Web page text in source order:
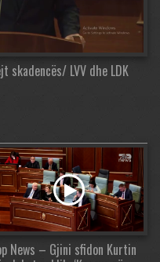
LVV dhe LDK
News – Gjini sfidon Kurtin